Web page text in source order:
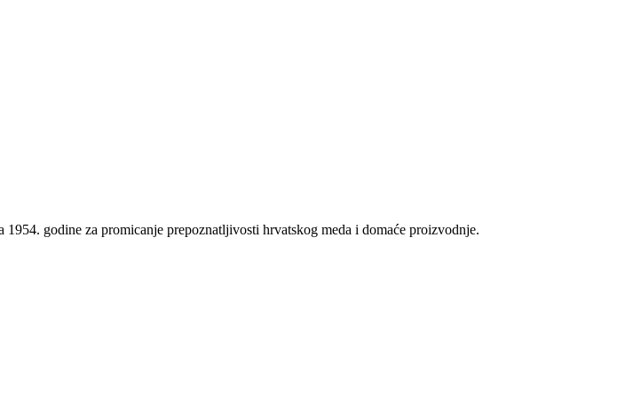
godine za promicanje prepoznatljivosti hrvatskog meda i domaće proizvodnje.